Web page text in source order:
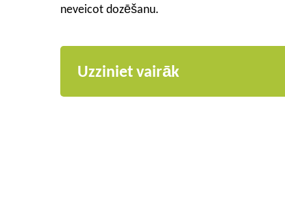
neveicot dozēšanu.
Uzziniet vairāk